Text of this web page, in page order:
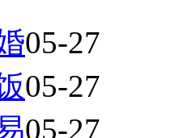
05-27
05-27
05-27